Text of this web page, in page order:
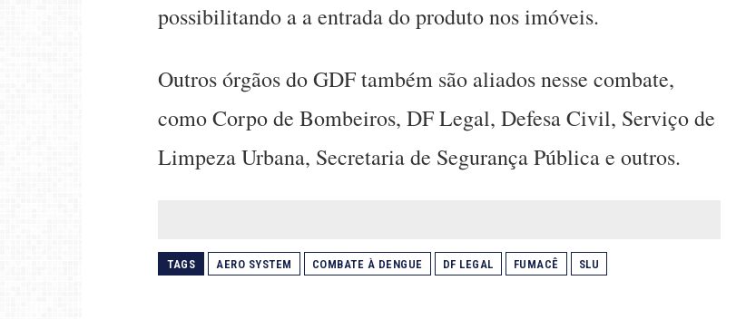
possibilitando a a entrada do produto nos imóveis.
Outros órgãos do GDF também são aliados nesse combate,
como Corpo de Bombeiros, DF Legal, Defesa Civil, Serviço de
Limpeza Urbana, Secretaria de Segurança Pública e outros.
TAGS AERO SYSTEM COMBATE À DENGUE DF LEGAL FUMACÊ SLU